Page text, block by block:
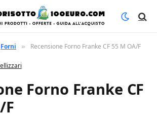
Forni » Recensione Forno Franke CF 55 M OA/F
Forno Franke CF
F